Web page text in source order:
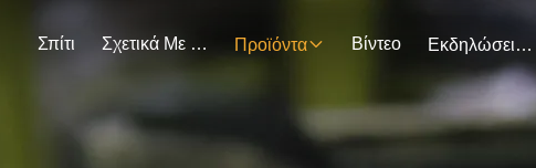
Σπίτι Σχετικά Με Εμάς Προϊόντα Βίντεο Εκδηλώσεις